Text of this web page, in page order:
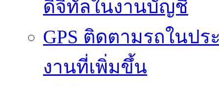
ดิจิทัลในงานบัญชี
GPS ติดตามรถในป
งานที่เพิ่มขึ้น